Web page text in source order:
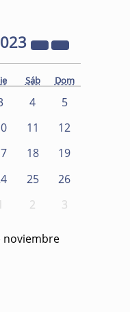
Sáb Dom
4
5
11
12
18
19
25
26
2 3
noviembre